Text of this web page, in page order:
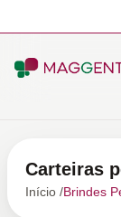
Carteiras
Início /Brindes